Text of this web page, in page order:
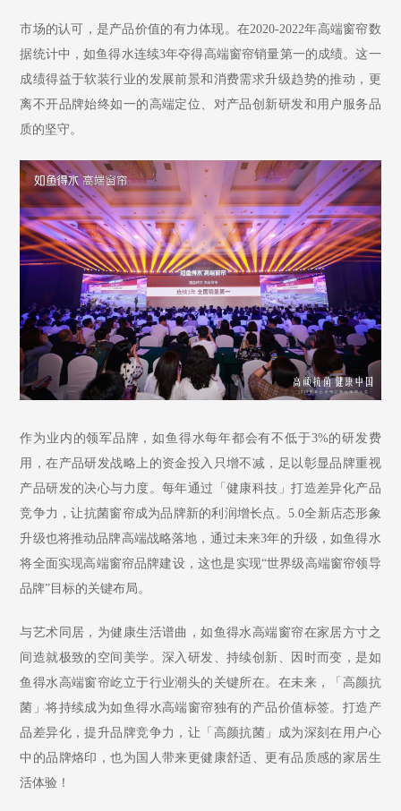
市场的认可，是产品价值的有力体现。在2020-2022年高端窗帘数
据统计中，如鱼得水连续3年夺得高端窗帘销量第一的成绩。这一
成绩得益于软装行业的发展前景和消费需求升级趋势的推动，更
离不开品牌始终如一的高端定位、对产品创新研发和用户服务品
质的坚守。
作为业内的领军品牌，如鱼得水每年都会有不低于3%的研发费
用，在产品研发战略上的资金投入只增不减，足以彰显品牌重视
产品研发的决心与力度。每年通过「健康科技」打造差异化产品
竞争力，让抗菌窗帘成为品牌新的利润增长点。5.0全新店态形象
升级也将推动品牌高端战略落地，通过未来3年的升级，如鱼得水
将全面实现高端窗帘品牌建设，这也是实现“世界级高端窗帘领导
品牌”目标的关键布局。
与艺术同居，为健康生活谱曲，如鱼得水高端窗帘在家居方寸之
间造就极致的空间美学。深入研发、持续创新、因时而变，是如
鱼得水高端窗帘屹立于行业潮头的关键所在。在未来，「高颜抗
菌」将持续成为如鱼得水高端窗帘独有的产品价值标签。打造产
品差异化，提升品牌竞争力，让「高颜抗菌」成为深刻在用户心
中的品牌烙印，也为国人带来更健康舒适、更有品质感的家居生
活体验！